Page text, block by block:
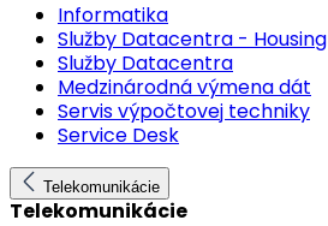
Informatika
Služby Datacentra - Housing
Služby Datacentra
Medzinárodná výmena dát
Servis výpočtovej techniky
Service Desk
Telekomunikácie
Telekomunikácie